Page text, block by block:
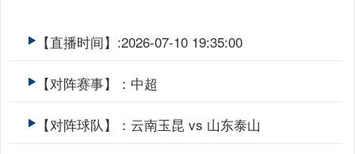
【直播时间】:2026-07-10 19:35:00
【对阵赛事】：中超
【对阵球队】：云南玉昆 vs 山东泰山